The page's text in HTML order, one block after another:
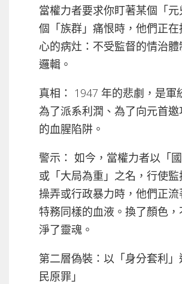
當權力者要求你盯著某個「
個「族群」痛恨時，他們正
心的病灶：不受監督的情治
邏輯。
真相： 1947 年的悲劇，是軍
為了派系利潤、為了向元首邀
的血腥陷阱。
警示： 如今，當權力者以「國
或「大局為重」之名，行使
操弄或行政暴力時，他們正
特務同樣的血液。換了顏色
淨了靈魂。
第二層偽裝：以「身分套利
民原罪」